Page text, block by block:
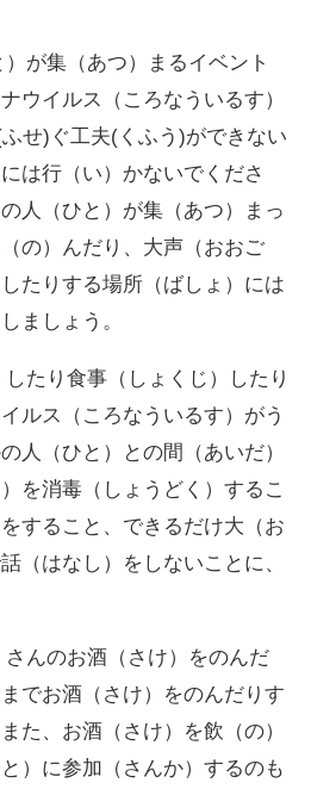
が集（あつ）まるイベント
ウイルス（ころなういるす）
せ)ぐ工夫(くふう)ができない
は行（い）かないでくださ
人（ひと）が集（あつ）まっ
の）んだり、大声（おおご
たりする場所（ばしょ）には
ましょう。
たり食事（しょくじ）したり
ルス（ころなういるす）がう
人（ひと）との間（あいだ）
を消毒（しょうどく）するこ
すること、できるだけ大（お
（はなし）をしないことに、
んのお酒（さけ）をのんだ
でお酒（さけ）をのんだりす
た、お酒（さけ）を飲（の）
）に参加（さんか）するのも